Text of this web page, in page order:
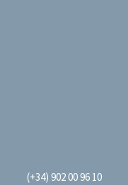
(+34) 902 00 96 10